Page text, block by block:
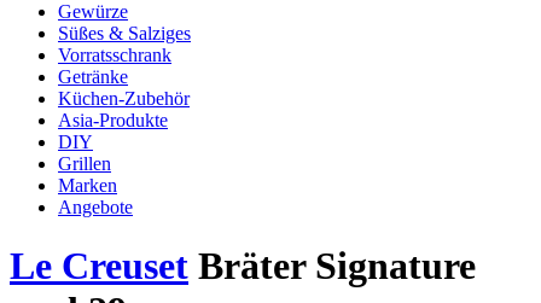
Gewürze
Süßes & Salziges
Vorratsschrank
Getränke
Küchen-Zubehör
Asia-Produkte
DIY
Grillen
Marken
Angebote
Le Creuset Bräter Signature